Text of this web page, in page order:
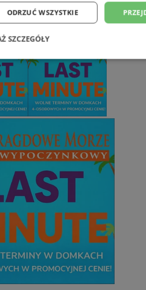
ODRZUĆ WSZYSTKIE
SZCZEGÓŁY
Wydajność
Niesklasyfikowane
pliki cookie umożliwiają korzystanie z podstawowych
logowanie użytkownika i zarządzanie kontem. Bez
korzystać ze strony internetowej.
mojetychy.pl